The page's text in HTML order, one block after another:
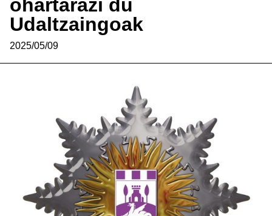
ohartarazi du
Udaltzaingoak
2025/05/09